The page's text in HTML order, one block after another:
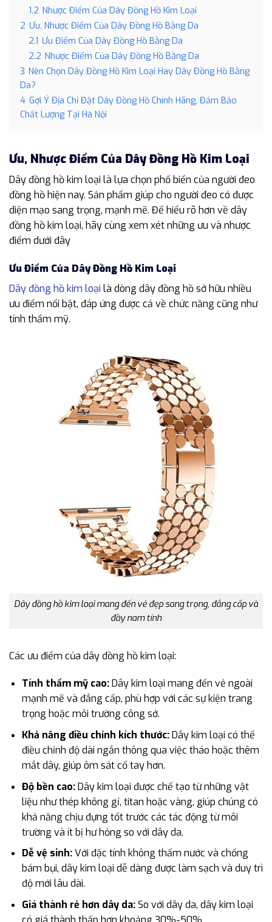
1.2 Nhược Điểm Của Dây Đồng Hồ Kim Loại
2 Ưu, Nhược Điểm Của Dây Đồng Hồ Bằng Da
2.1 Ưu Điểm Của Dây Đồng Hồ Bằng Da
2.2 Nhược Điểm Của Dây Đồng Hồ Bằng Da
3 Nên Chọn Dây Đồng Hồ Kim Loại Hay Dây Đồng Hồ Bằng
Da?
4 Gợi Ý Địa Chỉ Đặt Dây Đồng Hồ Chính Hãng, Đảm Bảo
Chất Lượng Tại Hà Nội
Ưu, Nhược Điểm Của Dây Đồng Hồ Kim Loại
Dây đồng hồ kim loại là lựa chọn phổ biến của người đeo
đồng hồ hiện nay. Sản phẩm giúp cho người đeo có được
diện mạo sang trọng, mạnh mẽ. Để hiểu rõ hơn về dây
đồng hồ kim loại, hãy cùng xem xét những ưu và nhược
điểm dưới đây
Ưu Điểm Của Dây Đồng Hồ Kim Loại
Dây đồng hồ kim loại là dòng dây đồng hồ sở hữu nhiều
ưu điểm nổi bật, đáp ứng được cả về chức năng cũng như
tính thẩm mỹ.
Dây đồng hồ kim loại mang đến vẻ đẹp sang trọng, đẳng cấp và
đầy nam tính
Các ưu điểm của dây đồng hồ kim loại:
Tính thẩm mỹ cao:Dây kim loại mang đến vẻ ngoài
mạnh mẽ và đẳng cấp, phù hợp với các sự kiện trang
trọng hoặc môi trường công sở.
Khả năng điều chỉnh kích thước:Dây kim loại có thể
điều chỉnh độ dài ngắn thông qua việc tháo hoặc thêm
mắt dây, giúp ôm sát cổ tay hơn.
Độ bền cao:Dây kim loại được chế tạo từ những vật
liệu như thép không gỉ, titan hoặc vàng, giúp chúng có
khả năng chịu đựng tốt trước các tác động từ môi
trường và ít bị hư hỏng so với dây da.
Dễ vệ sinh:Với đặc tính không thấm nước và chống
bám bụi, dây kim loại dễ dàng được làm sạch và duy trì
độ mới lâu dài.
Giá thành rẻ hơn dây da:So với dây da, dây kim loại